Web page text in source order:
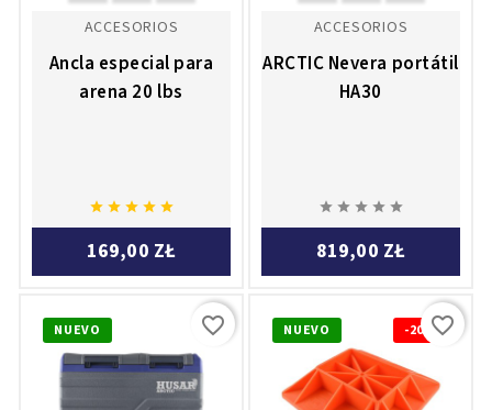
ACCESORIOS
Ancla especial para
arena 20 lbs
    
169,00 ZŁ
ACCESORIOS
ARCTIC Nevera portátil
HA30
    
819,00 ZŁ
NUEVO favorite_border NUEVO -20%favorite_border